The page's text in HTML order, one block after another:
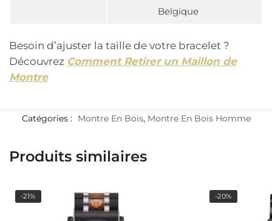
Belgique
Besoin d’ajuster la taille de votre bracelet ?
Découvrez Comment Retirer un Maillon de
Montre
Catégories : Montre En Bois, Montre En Bois Homme
Produits similaires
-21% -20%